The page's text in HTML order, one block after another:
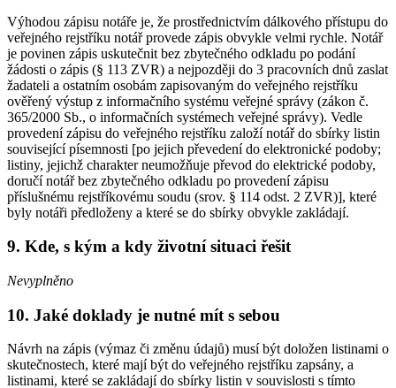
Výhodou zápisu notáře je, že prostřednictvím dálkového přístupu do
veřejného rejstříku notář provede zápis obvykle velmi rychle. Notář
je povinen zápis uskutečnit bez zbytečného odkladu po podání
žádosti o zápis (§ 113 ZVR) a nejpozději do 3 pracovních dnů zaslat
žadateli a ostatním osobám zapisovaným do veřejného rejstříku
ověřený výstup z informačního systému veřejné správy (zákon č.
365/2000 Sb., o informačních systémech veřejné správy). Vedle
provedení zápisu do veřejného rejstříku založí notář do sbírky listin
související písemnosti [po jejich převedení do elektronické podoby;
listiny, jejichž charakter neumožňuje převod do elektrické podoby,
doručí notář bez zbytečného odkladu po provedení zápisu
příslušnému rejstříkovému soudu (srov. § 114 odst. 2 ZVR)], které
byly notáři předloženy a které se do sbírky obvykle zakládají.
9. Kde, s kým a kdy životní situaci řešit
Nevyplněno
10. Jaké doklady je nutné mít s sebou
Návrh na zápis (výmaz či změnu údajů) musí být doložen listinami o
skutečnostech, které mají být do veřejného rejstříku zapsány, a
listinami, které se zakládají do sbírky listin v souvislosti s tímto